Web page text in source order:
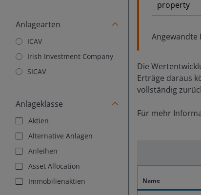
Anlagearten
ICAV
Irish Investment Company
SICAV
Anlageklasse
Aktien
Alternative Anlagen
Anleihen
Asset Allocation
Immobilienaktien
Angewandte
Die
Erträge daraus
vollständig
Für mehr
Name